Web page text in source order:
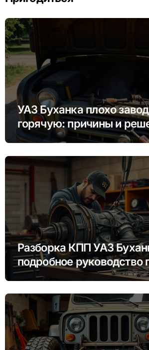
УАЗ Буханка плохо
горячую: причины и
Разборка КПП УАЗ
подробное руководство